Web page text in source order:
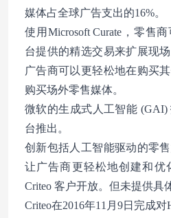
媒体占全球广告支出的16%。
使用Microsoft Curate，零售
台提供的精选交易来扩展现
广告商可以更轻松地在购买
购买场外零售媒体。
微软的生成式人工智能
台推出。
创新包括人工智能驱动的零
让广告商更轻松地创建和优
Criteo 客户开放。但未提供具
Criteo在2016年11月9日完成